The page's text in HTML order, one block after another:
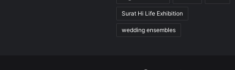
Surat Hi Life Exhibition
wedding ensembles